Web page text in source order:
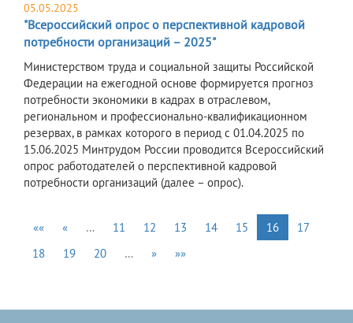
05.05.2025
"Всероссийский опрос о перспективной кадровой
потребности организаций – 2025"
Министерством труда и социальной защиты Российской
Федерации на ежегодной основе формируется прогноз
потребности экономики в кадрах в отраслевом,
региональном и профессионально-квалификационном
резервах, в рамках которого в период с 01.04.2025 по
15.06.2025 Минтрудом России проводится Всероссийский
опрос работодателей о перспективной кадровой
потребности организаций (далее – опрос).
«« « … 11 12 13 14 15 16
17
18
19 20 … » »»